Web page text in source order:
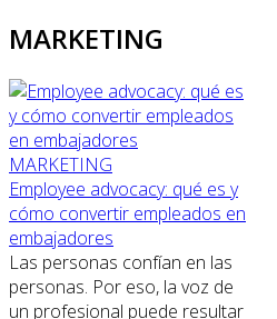
MARKETING
MARKETING
Employee advocacy: qué es y
cómo convertir empleados en
embajadores
Las personas confían en las
personas. Por eso, la voz de
un profesional puede resultar